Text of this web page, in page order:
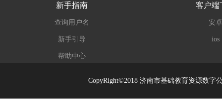
新手指南 客户端
查询用户名 安卓
新手引导 ios
帮助中心
CopyRight©2018 济南市基础教育资源数